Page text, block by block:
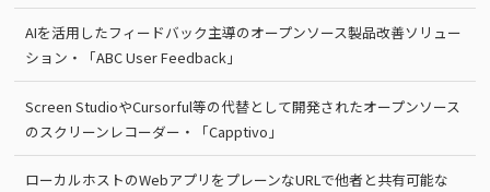
AIを活用したフィードバック主導のオープンソース製品改善ソリュー
ション・「ABC User Feedback」
Screen StudioやCursorful等の代替として開発されたオープンソース
のスクリーンレコーダー・「Capptivo」
ローカルホストのWebアプリをプレーンなURLで他者と共有可能な